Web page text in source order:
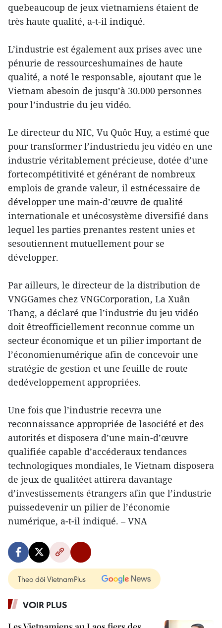
quebeaucoup de jeux vietnamiens étaient de
très haute qualité, a-t-il indiqué.
L’industrie est également aux prises avec une
pénurie de ressourceshumaines de haute
qualité, a noté le responsable, ajoutant que le
Vietnam abesoin de jusqu’à 30.000 personnes
pour l’industrie du jeu vidéo.
Le directeur du NIC, Vu Quôc Huy, a estimé que
pour transformer l’industriedu jeu vidéo en une
industrie véritablement précieuse, dotée d’une
fortecompétitivité et générant de nombreux
emplois de grande valeur, il estnécessaire de
développer une main-d’œuvre de qualité
internationale et unécosystème diversifié dans
lequel les parties prenantes restent unies et
sesoutiennent mutuellement pour se
développer.
Par ailleurs, le directeur de la distribution de
VNGGames chez VNGCorporation, La Xuân
Thang, a déclaré que l’industrie du jeu vidéo
doit êtreofficiellement reconnue comme un
secteur économique et un pilier important de
l’économienumérique afin de concevoir une
stratégie de gestion et une feuille de route
dedéveloppement appropriées.
Une fois que l’industrie recevra une
reconnaissance appropriée de lasociété et des
autorités et disposera d’une main-d’œuvre
qualifiée capable d’accéderaux tendances
technologiques mondiales, le Vietnam disposera
de jeux de qualitéet attirera davantage
d’investissements étrangers afin que l’industrie
puissedevenir un pilier de l’économie
numérique, a-t-il indiqué. – VNA
Theo dõi VietnamPlus
VOIR PLUS